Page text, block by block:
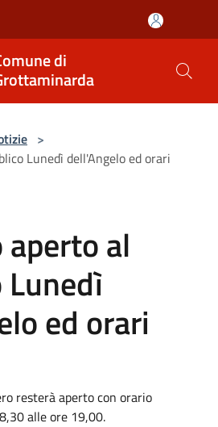
di
>
Lunedì dell'Angelo ed orari
al
ed orari
resterà aperto con orario
alle ore 19,00.